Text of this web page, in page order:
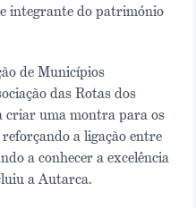
integrante do património
de Municípios
das Rotas dos
criar uma montra para os
a ligação entre
a conhecer a excelência
a Autarca.